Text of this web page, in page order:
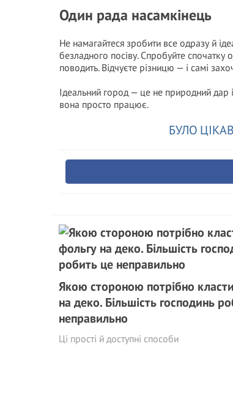
Один рада насамкінець
Не намагайтеся зробити все одразу й
безладного посіву. Спробуйте спочатку
поводить. Відчуєте різницю — і самі
Ідеальний город — це не природний дар
вона просто працює.
БУЛО
Якою стороною потрібно
на деко. Більшість господинь
неправильно
Ці прості й доступні способи